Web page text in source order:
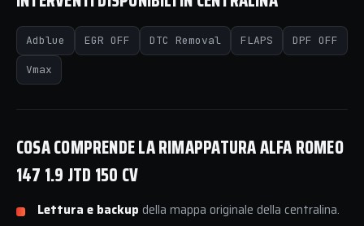
Adblue EGR OFF DTC Removal FLAPS DPF OFF
Vmax
COSA COMPRENDE LA RIMAPPATURA ALFA ROMEO
147 1.9 JTD 150 CV
Lettura e backup della mappa originale della centralina.